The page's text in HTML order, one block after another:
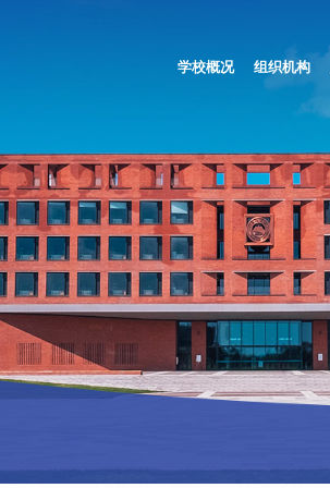
学校概况 组织机构